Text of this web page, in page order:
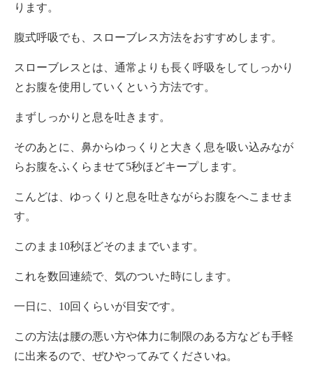
ります。
腹式呼吸でも、スローブレス方法をおすすめします。
スローブレスとは、通常よりも長く呼吸をしてしっかり
とお腹を使用していくという方法です。
まずしっかりと息を吐きます。
そのあとに、鼻からゆっくりと大きく息を吸い込みなが
らお腹をふくらませて5秒ほどキープします。
こんどは、ゆっくりと息を吐きながらお腹をへこませま
す。
このまま10秒ほどそのままでいます。
これを数回連続で、気のついた時にします。
一日に、10回くらいが目安です。
この方法は腰の悪い方や体力に制限のある方なども手軽
に出来るので、ぜひやってみてくださいね。